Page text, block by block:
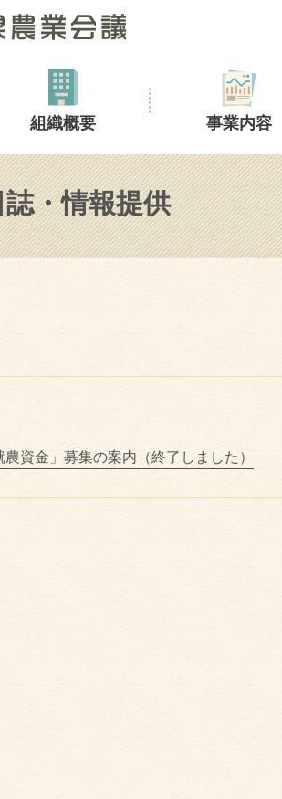
組織概要 事業内容
・情報提供
資金」募集の案内（終了しました）